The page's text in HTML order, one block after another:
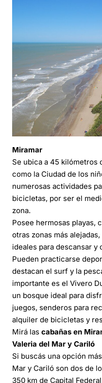
Miramar
Se ubica a 45 kilómetros
como la Ciudad de los
numerosas actividades
bicicletas, por ser el
zona.
Posee hermosas playas,
otras zonas más
ideales para descansar y
Pueden practicarse
destacan el surf y la
importante es el Vivero
un bosque ideal para
juegos, senderos para
alquiler de bicicletas y
Mirá las cabañas en
Valeria del Mar y Cariló
Si buscás una opción
Mar y Cariló son dos de
350 km de Capital